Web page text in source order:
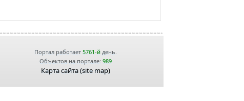
Портал работает 5761-йдень.
Объектов на портале: 989
Карта сайта (site map)